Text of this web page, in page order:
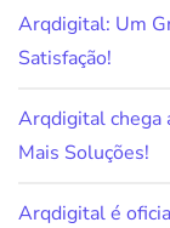
Arqdigital: Um
Satisfação!
Arqdigital chega
Mais Soluções!
Arqdigital é